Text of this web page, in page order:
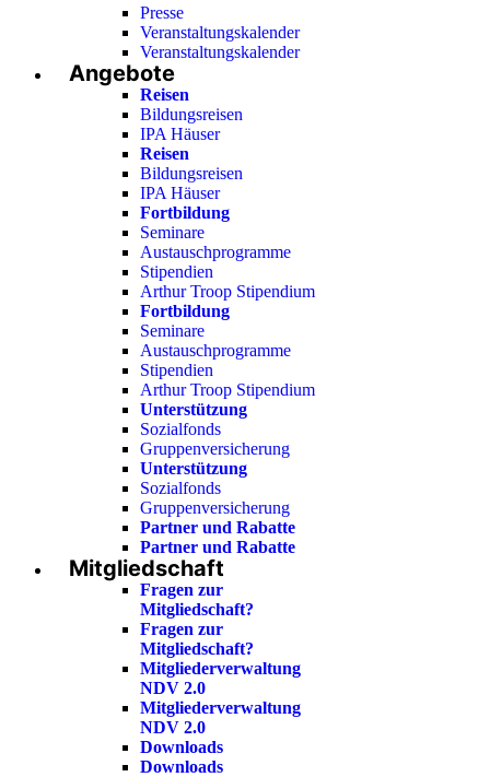
Presse
Veranstaltungskalender
Veranstaltungskalender
Angebote
Reisen
Bildungsreisen
IPA Häuser
Reisen
Bildungsreisen
IPA Häuser
Fortbildung
Seminare
Austauschprogramme
Stipendien
Arthur Troop Stipendium
Fortbildung
Seminare
Austauschprogramme
Stipendien
Arthur Troop Stipendium
Unterstützung
Sozialfonds
Gruppenversicherung
Unterstützung
Sozialfonds
Gruppenversicherung
Partner und Rabatte
Partner und Rabatte
Mitgliedschaft
Fragen zur
Mitgliedschaft?
Fragen zur
Mitgliedschaft?
Mitgliederverwaltung
NDV 2.0
Mitgliederverwaltung
NDV 2.0
Downloads
Downloads